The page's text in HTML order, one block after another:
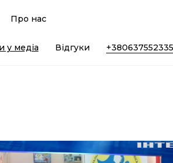
Про нас
у медіа Відгуки +380637552335